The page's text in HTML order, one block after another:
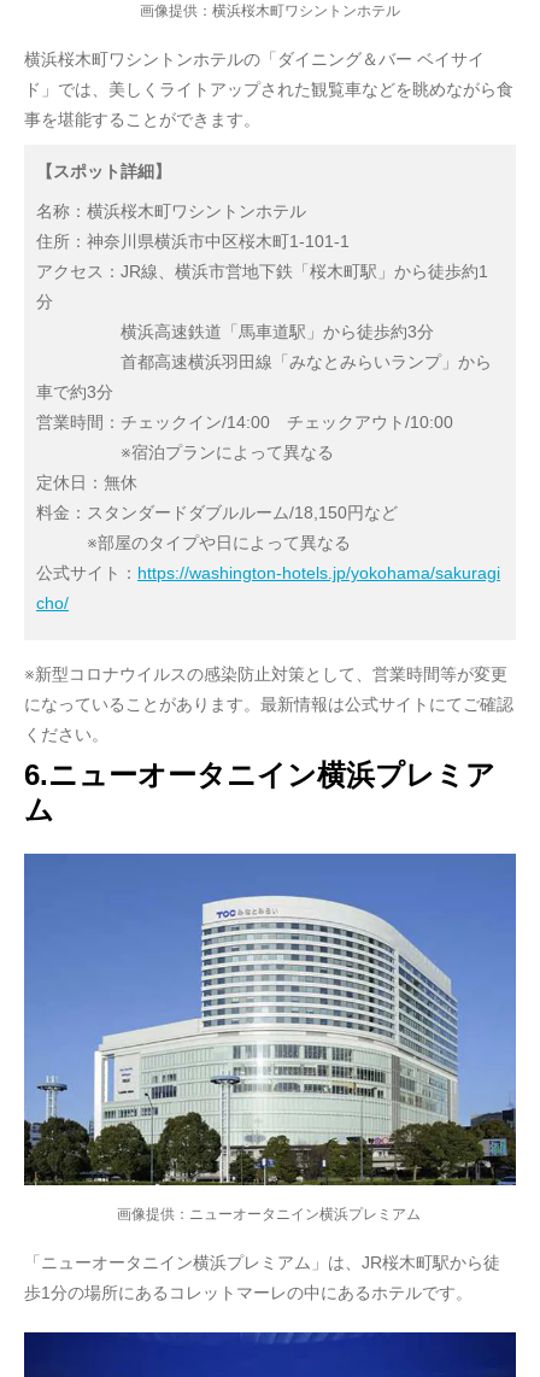
画像提供：横浜桜木町ワシントンホテル
横浜桜木町ワシントンホテルの「ダイニング＆バー ベイサイ
ド」では、美しくライトアップされた観覧車などを眺めながら食
事を堪能することができます。
【スポット詳細】
名称：横浜桜木町ワシントンホテル
住所：神奈川県横浜市中区桜木町1-101-1
アクセス：JR線、横浜市営地下鉄「桜木町駅」から徒歩約1
分
横浜高速鉄道「馬車道駅」から徒歩約3分
首都高速横浜羽田線「みなとみらいランプ」から
車で約3分
営業時間：チェックイン/14:00 チェックアウト/10:00
※宿泊プランによって異なる
定休日：無休
料金：スタンダードダブルルーム/18,150円など
※部屋のタイプや日によって異なる
公式サイト： https://washington-hotels.jp/yokohama/sakuragi
cho/
※新型コロナウイルスの感染防止対策として、営業時間等が変更
になっていることがあります。最新情報は公式サイトにてご確認
ください。
6.ニューオータニイン横浜プレミア
ム
画像提供：ニューオータニイン横浜プレミアム
「ニューオータニイン横浜プレミアム」は、JR桜木町駅から徒
歩1分の場所にあるコレットマーレの中にあるホテルです。